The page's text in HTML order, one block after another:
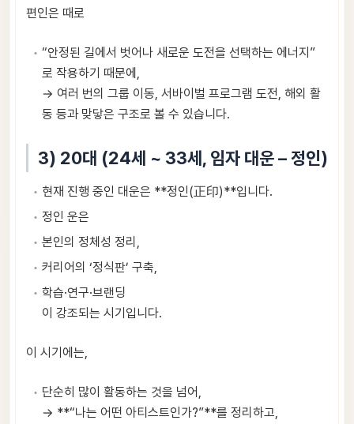
편인은 때로
“안정된 길에서 벗어나 새로운 도전을 선택하는 에너지”
로 작용하기 때문에,
→ 여러 번의 그룹 이동, 서바이벌 프로그램 도전, 해외 활
동 등과 맞닿은 구조로 볼 수 있습니다.
3) 20대 (24세 ~ 33세, 임자 대운 – 정인)
현재 진행 중인 대운은 **정인(正印)**입니다.
정인 운은
본인의 정체성 정리,
커리어의 ‘정식판’ 구축,
학습·연구·브랜딩
이 강조되는 시기입니다.
이 시기에는,
단순히 많이 활동하는 것을 넘어,
→ **“나는 어떤 아티스트인가?”**를 정리하고,